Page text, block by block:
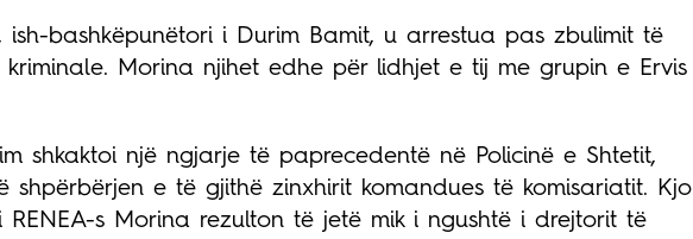
ish-bashkëpunëtori i Durim Bamit, u arrestua pas zbulimit të
kriminale. Morina njihet edhe për lidhjet e tij me grupin e Ervis
shkaktoi një ngjarje të paprecedentë në Policinë e Shtetit,
shpërbërjen e të gjithë zinxhirit komandues të komisariatit. Kjo
RENEA-s Morina rezulton të jetë mik i ngushtë i drejtorit të